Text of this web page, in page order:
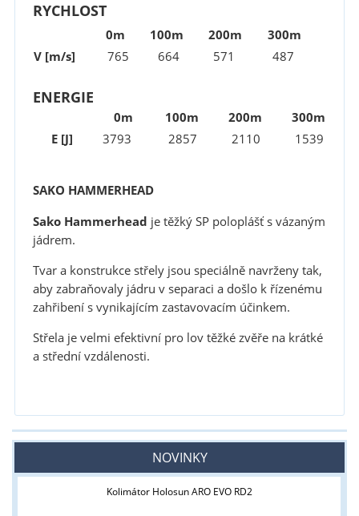
RYCHLOST
0m 100m 200m
300m
V [m/s]
765 664 571 487
ENERGIE
0m 100m 200m
300m
E [J]
3793 2857 2110 1539
SAKO HAMMERHEAD
Sako Hammerhead je těžký SP poloplášť s vázaným
jádrem.
Tvar a konstrukce střely jsou speciálně navrženy tak,
aby zabraňovaly jádru v separaci a došlo k řízenému
zahřibení s vynikajícím zastavovacím účinkem.
Střelaje velmi efektivní pro lov těžké zvěře na krátké
a střední vzdálenosti.
NOVINKY
Kolimátor Holosun ARO EVO RD2